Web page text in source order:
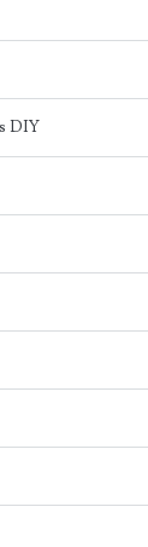
DIY